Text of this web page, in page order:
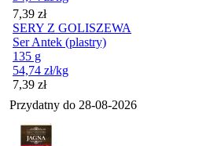
Cena
7,39 zł
SERY Z GOLISZEWA
Ser Antek (plastry)
135 g
54,74 zł/kg
Cena
7,39 zł
Przydatny do 28-08-2026